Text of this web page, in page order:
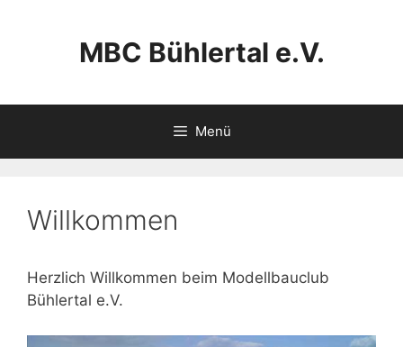
MBC Bühlertal e.V.
Menü
Willkommen
Herzlich Willkommen beim Modellbauclub
Bühlertal e.V.